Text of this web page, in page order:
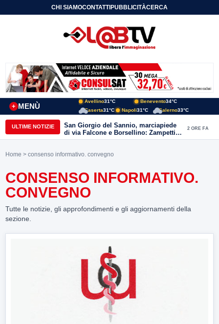
CHI SIAMOCONTATTIPUBBLICITÀCERCA
MENÙ
+
Avellino31°C Benevento34°C
Caserta31°C Napoli31°C Salerno33°C
ULTIME NOTIZIE
San Giorgio del Sannio, marciapiede
di via Falcone e Borsellino: Zampetti e
Lombardi replicano alle polemiche
2 ORE FA
Home > consenso informativo. convegno
CONSENSO INFORMATIVO.
CONVEGNO
Tutte le notizie, gli approfondimenti e gli aggiornamenti della
sezione.